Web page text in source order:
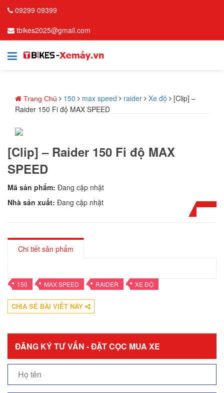
09299 09399
tbikes2025@gmail.com
Trang Chủ 150 max speed raider Xe độ
[Clip] –
Raider 150 Fi độ MAX SPEED
[Clip] – Raider 150 Fi độ MAX
SPEED
Mã sản phẩm: Đang cập nhật
Nhà sản xuất: Đang cập nhật
Chi tiết sản phẩm
• 150 • MAX SPEED • RAIDER • XE ĐỘ
CHIA SẺ BÀI VIẾT NÀY
ĐĂNG KÝ TƯ VẤN - ĐẶT CỌC MUA XE